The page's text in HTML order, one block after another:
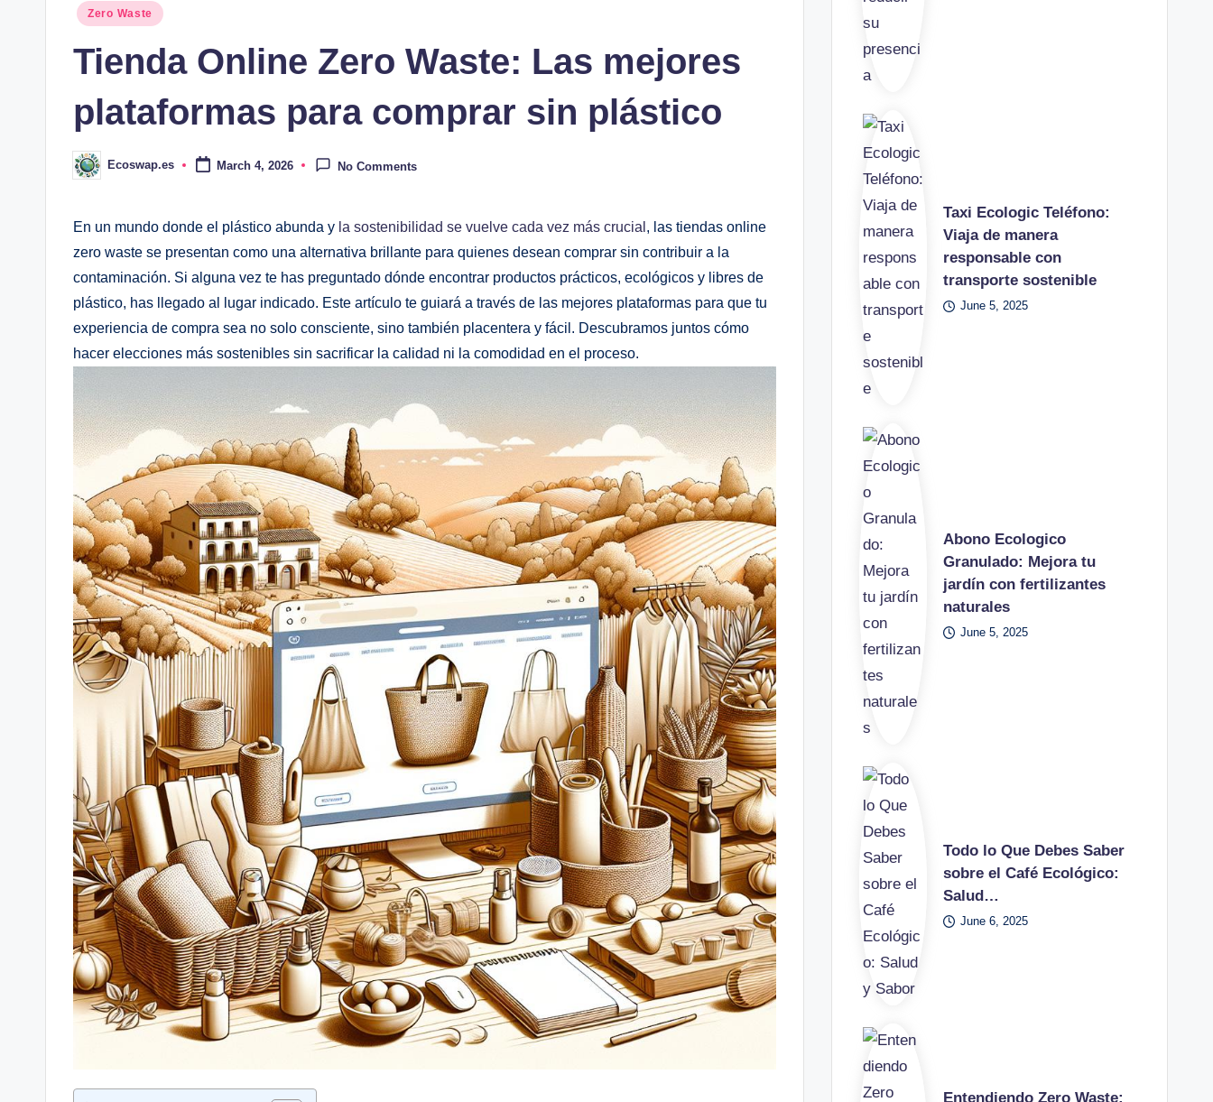
Posted
Zero Waste
Tienda Online Zero Waste: Las mejores
plataformas para comprar sin plástico
Posted
by
Ecoswap.es March 4, 2026 No Comments
En un mundo donde el plástico abunda y la sostenibilidad se vuelve cada vez más crucial , las tiendas online
zero waste se presentan como una alternativa brillante para quienes desean comprar sin contribuir a la
contaminación. Si alguna vez te has preguntado dónde encontrar productos prácticos, ecológicos y libres de
plástico, has llegado al lugar indicado. Este artículo te guiará a través de las mejores plataformas para que tu
experiencia de compra sea no solo consciente, sino también placentera y fácil. Descubramos juntos cómo
hacer elecciones más sostenibles sin sacrificar la calidad ni la comodidad en el proceso.
Taxi Ecologic Teléfono:
Viaja de manera
responsable con
transporte sostenible
June 5, 2025
Abono Ecologico
Granulado: Mejora tu
jardín con fertilizantes
naturales
June 5, 2025
Todo lo Que Debes Saber
sobre el Café Ecológico:
Salud…
June 6, 2025
Entendiendo Zero Waste: